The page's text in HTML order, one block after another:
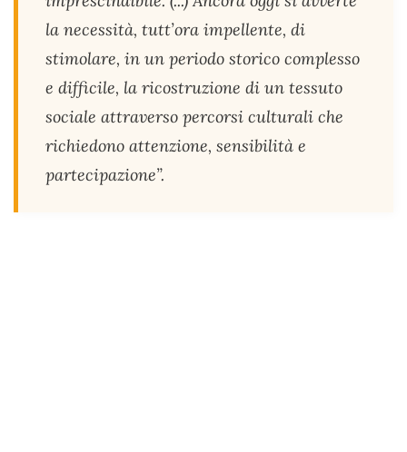
la necessità, tutt’ora impellente, di
stimolare, in un periodo storico complesso
e difficile, la ricostruzione di un tessuto
sociale attraverso percorsi culturali che
richiedono attenzione, sensibilità e
partecipazione”.